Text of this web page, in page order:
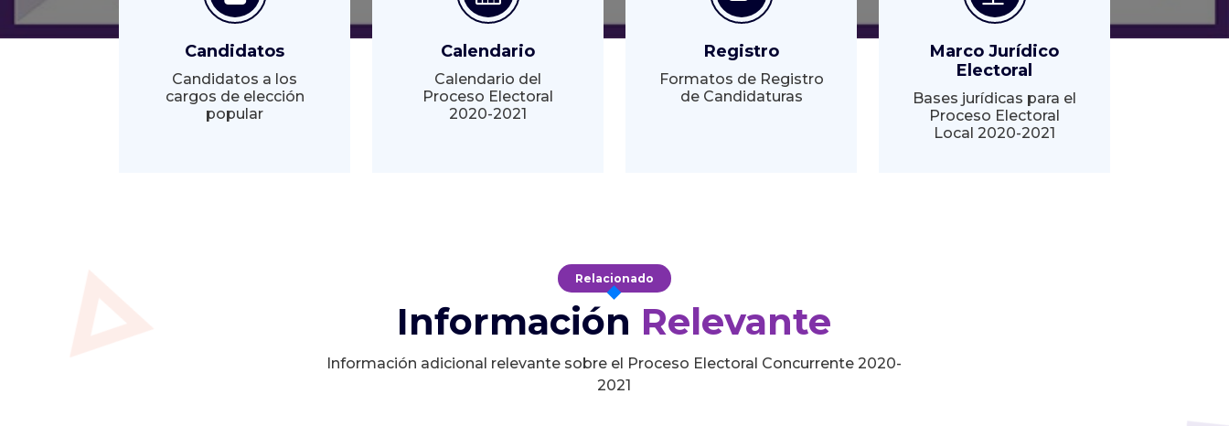
Candidatos
Candidatos a los
cargos de elección
popular
Calendario
Calendario del
Proceso Electoral
2020-2021
Registro
Formatos de Registro
de Candidaturas
Marco Jurídico
Electoral
Bases jurídicas para el
Proceso Electoral
Local 2020-2021
Relacionado
Información Relevante
Información adicional relevante sobre el Proceso Electoral Concurrente 2020-
2021